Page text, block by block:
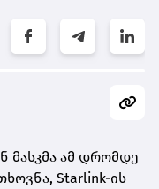
მასკმა ამ დრომდე
Starlink-ის